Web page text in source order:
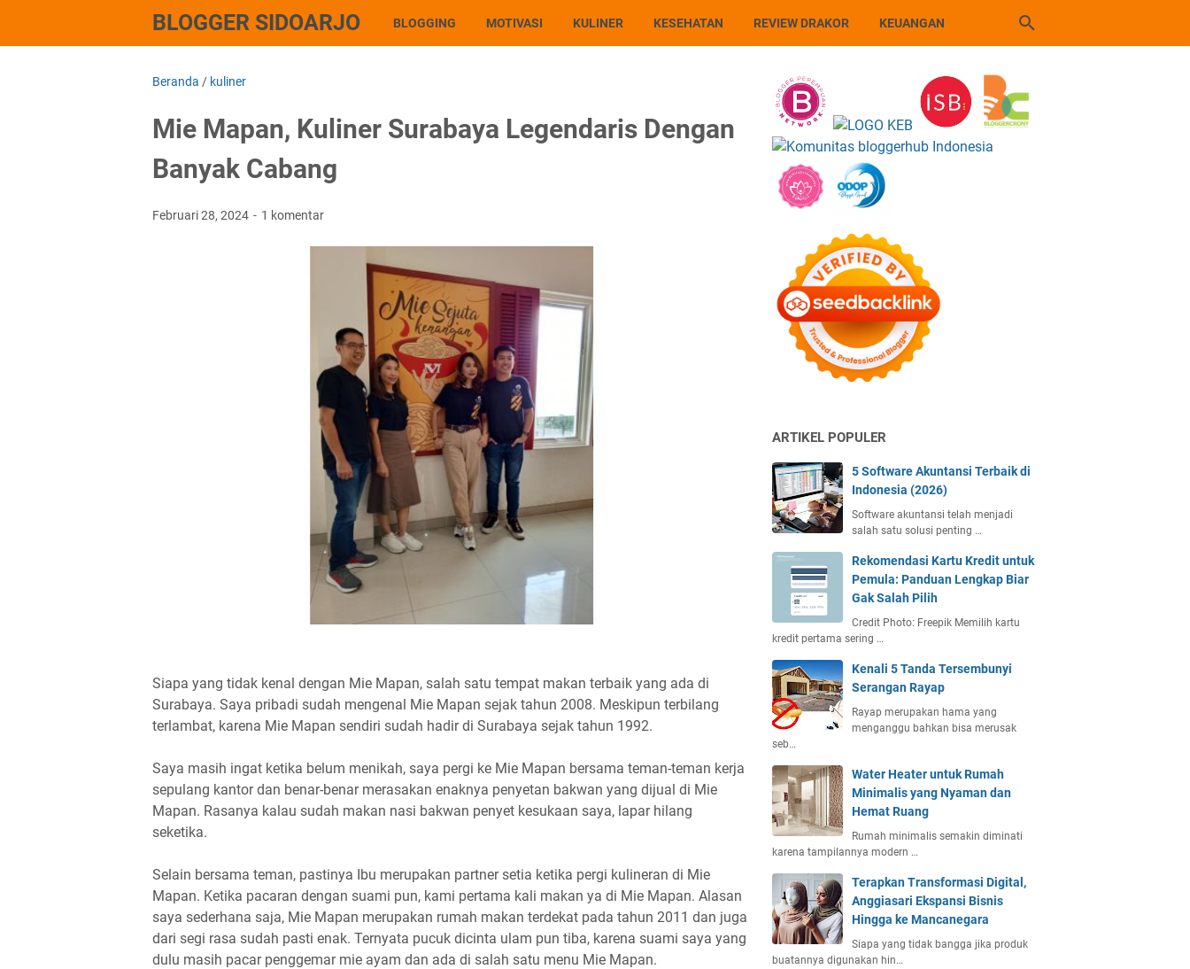
BLOGGER SIDOARJO BLOGGING MOTIVASI KULINER KESEHATAN REVIEW DRAKOR KEUANGAN
Beranda / kuliner
Mie Mapan, Kuliner Surabaya Legendaris Dengan
Banyak Cabang
Februari 28, 2024 1 komentar
Siapa yang tidak kenal dengan Mie Mapan, salah satu tempat makan terbaik yang ada di
Surabaya. Saya pribadi sudah mengenal Mie Mapan sejak tahun 2008. Meskipun terbilang
terlambat, karena Mie Mapan sendiri sudah hadir di Surabaya sejak tahun 1992.
Saya masih ingat ketika belum menikah, saya pergi ke Mie Mapan bersama teman-teman kerja
sepulang kantor dan benar-benar merasakan enaknya penyetan bakwan yang dijual di Mie
Mapan. Rasanya kalau sudah makan nasi bakwan penyet kesukaan saya, lapar hilang
seketika.
Selain bersama teman, pastinya Ibu merupakan partner setia ketika pergi kulineran di Mie
Mapan. Ketika pacaran dengan suami pun, kami pertama kali makan ya di Mie Mapan. Alasan
saya sederhana saja, Mie Mapan merupakan rumah makan terdekat pada tahun 2011 dan juga
dari segi rasa sudah pasti enak. Ternyata pucuk dicinta ulam pun tiba, karena suami saya yang
dulu masih pacar penggemar mie ayam dan ada di salah satu menu Mie Mapan.
ARTIKEL POPULER
5 Software Akuntansi Terbaik di
Indonesia (2026)
Software akuntansi telah menjadi
salah satu solusi penting …
Rekomendasi Kartu Kredit untuk
Pemula: Panduan Lengkap Biar
Gak Salah Pilih
Credit Photo: Freepik Memilih kartu
kredit pertama sering …
Kenali 5 Tanda Tersembunyi
Serangan Rayap
Rayap merupakan hama yang
menganggu bahkan bisa merusak
seb…
Water Heater untuk Rumah
Minimalis yang Nyaman dan
Hemat Ruang
Rumah minimalis semakin diminati
karena tampilannya modern …
Terapkan Transformasi Digital,
Anggiasari Ekspansi Bisnis
Hingga ke Mancanegara
Siapa yang tidak bangga jika produk
buatannya digunakan hin…